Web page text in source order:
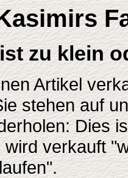
zu klein
Artikel
stehen auf
Dies
verkauft